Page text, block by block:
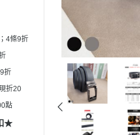
4條9折
折
折20
點
★